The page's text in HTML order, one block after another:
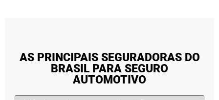
AS PRINCIPAIS SEGURADORAS DO
BRASIL PARA SEGURO
AUTOMOTIVO